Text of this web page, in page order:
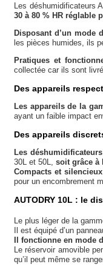
Les déshumidificateurs
30 à 80 % HR réglable
Disposant d’un mode
les pièces humides, ils
Pratiques et
collectée car ils sont
Des appareils
Les appareils de la
ayant un faible impact
Des appareils
Les
30L et 50L, soit grâce à
Compacts et
pour un encombrement
AUTODRY 10L : le
Le plus léger de la
Il est équipé d’un
Il fonctionne en mode
Le réservoir amovible
qu’il peut même se